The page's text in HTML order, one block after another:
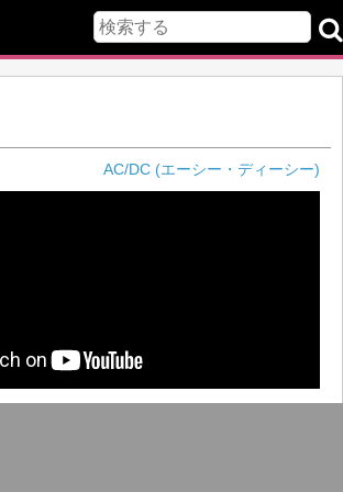
AC/DC (エーシー・ディーシー)